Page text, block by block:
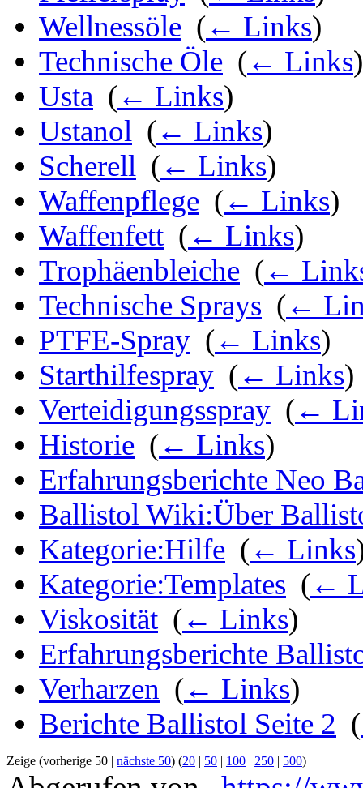
Wellnessöle (← Links)
Technische Öle (← Links)
Usta (← Links)
Ustanol (← Links)
Scherell (← Links)
Waffenpflege (← Links)
Waffenfett (← Links)
Trophäenbleiche (←
Technische Sprays (←
PTFE-Spray (← Links)
Starthilfespray (← Links)
Verteidigungsspray (←
Historie (← Links)
Erfahrungsberichte Neo
Ballistol Wiki:Über
Kategorie:Hilfe (← Links
Kategorie:Templates (←
Viskosität (← Links)
Erfahrungsberichte
Verharzen (← Links)
Berichte Ballistol Seite 2 (
Zeige (vorherige 50 | nächste 50) (20 | 50 | 100 | 250 | 500)